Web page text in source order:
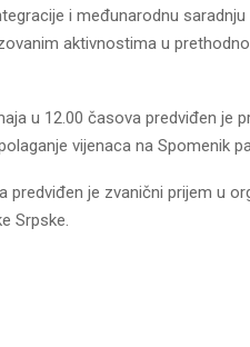
i međunarodnu
aktivnostima u
u 12.00 časova predviđen je
vijenaca na Spomenik
predviđen je zvanični prijem u
Srpske.